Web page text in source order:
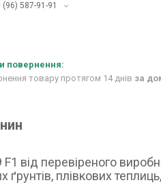
(96) 587-91-91
товару протягом 14 днів за
від перевіреного
плівкових